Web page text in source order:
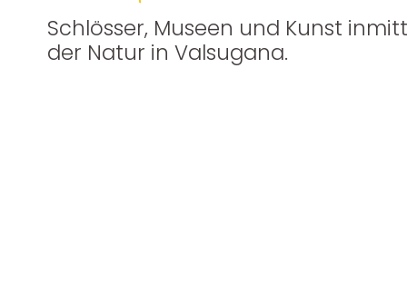
Schlösser, Museen und Kunst
der Natur in Valsugana.